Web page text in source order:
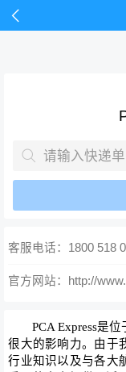


客服电话：1800 518
官方网站：http://
PCA Express是
很大的影响力。由于
行业知识以及与各大